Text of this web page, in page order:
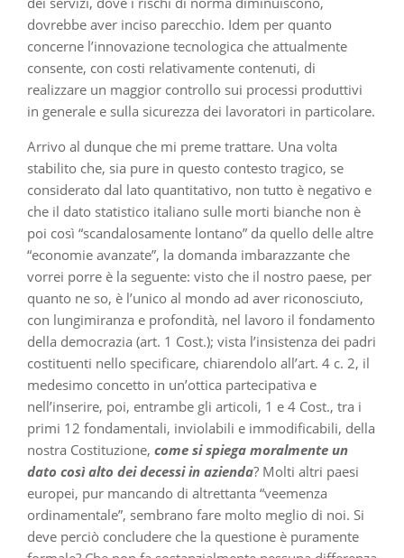
dovrebbe aver inciso parecchio. Idem per quanto
concerne l’innovazione tecnologica che attualmente
consente, con costi relativamente contenuti, di
realizzare un maggior controllo sui processi produttivi
in generale e sulla sicurezza dei lavoratori in particolare.
Arrivo al dunque che mi preme trattare. Una volta
stabilito che, sia pure in questo contesto tragico, se
considerato dal lato quantitativo, non tutto è negativo e
che il dato statistico italiano sulle morti bianche non è
poi così “scandalosamente lontano” da quello delle altre
“economie avanzate”, la domanda imbarazzante che
vorrei porre è la seguente: visto che il nostro paese, per
quanto ne so, è l’unico al mondo ad aver riconosciuto,
con lungimiranza e profondità, nel lavoro il fondamento
della democrazia (art. 1 Cost.); vista l’insistenza dei padri
costituenti nello specificare, chiarendolo all’art. 4 c. 2, il
medesimo concetto in un’ottica partecipativa e
nell’inserire, poi, entrambe gli articoli, 1 e 4 Cost., tra i
primi 12 fondamentali, inviolabili e immodificabili, della
nostra Costituzione, come si spiega moralmente un
dato così alto dei decessi in azienda? Molti altri paesi
europei, pur mancando di altrettanta “veemenza
ordinamentale”, sembrano fare molto meglio di noi. Si
deve perciò concludere che la questione è puramente